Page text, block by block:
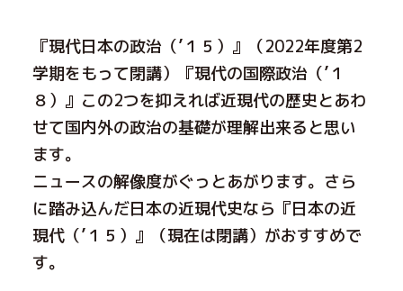
『現代日本の政治（’１５）』（2022年度第2
学期をもって閉講）『現代の国際政治（’１
８）』この2つを抑えれば近現代の歴史とあわ
せて国内外の政治の基礎が理解出来ると思い
ます。
ニュースの解像度がぐっとあがります。さら
に踏み込んだ日本の近現代史なら『日本の近
現代（’１５）』（現在は閉講）がおすすめで
す。